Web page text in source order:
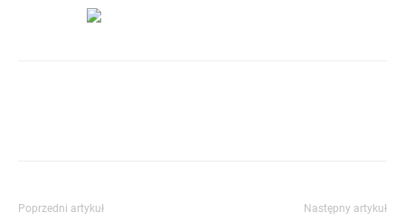
Poprzedni artykuł Następny artykuł